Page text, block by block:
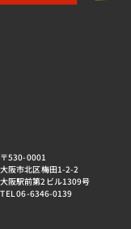
〒530-0001
大阪市北区梅田1-2-2
大阪駅前第2ビル1309号
TEL 06-6346-0139